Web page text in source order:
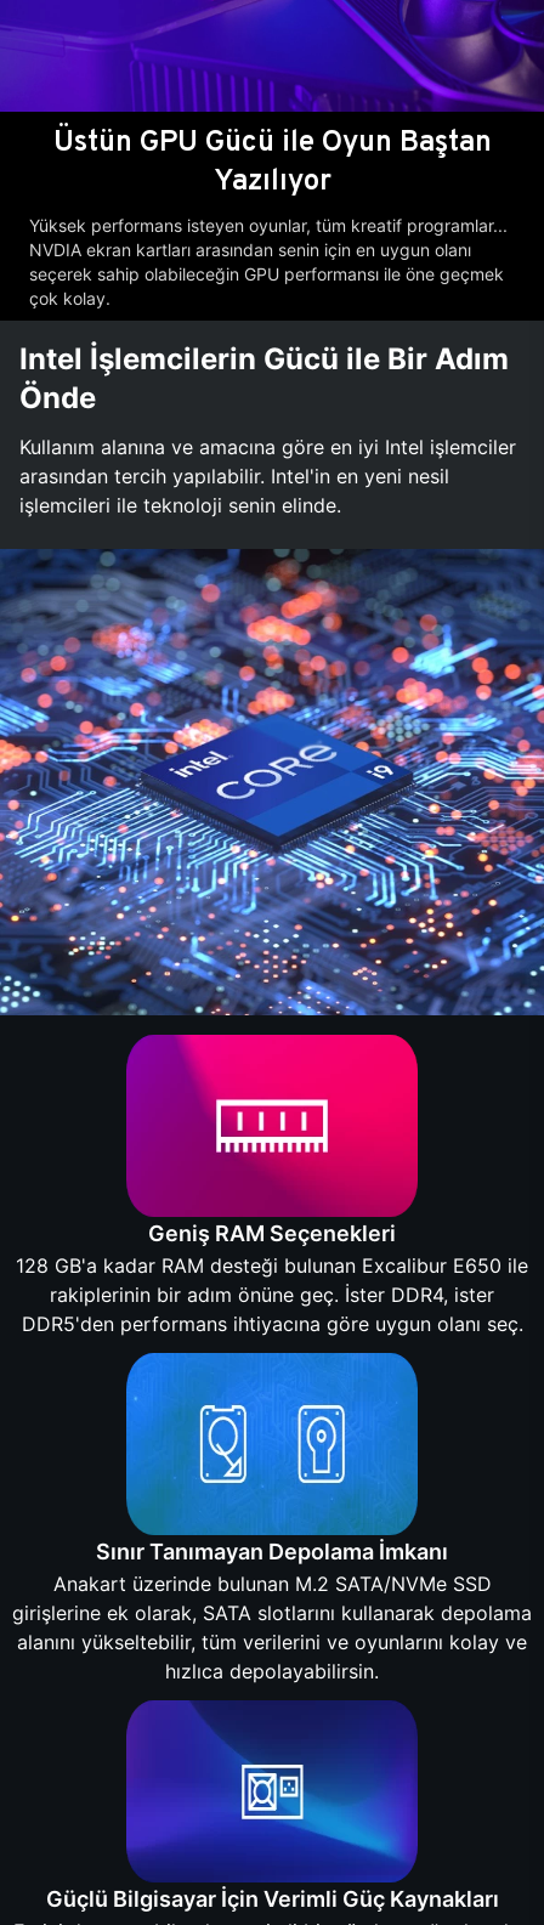
Üstün GPU Gücü ile Oyun Baştan
Yazılıyor
Yüksek performans isteyen oyunlar, tüm kreatif programlar...
NVDIA ekran kartları arasından senin için en uygun olanı
seçerek sahip olabileceğin GPU performansı ile öne geçmek
çok kolay.
Intel İşlemcilerin Gücü ile Bir Adım
Önde
Kullanım alanına ve amacına göre en iyi Intel işlemciler
arasından tercih yapılabilir. Intel'in en yeni nesil
işlemcileri ile teknoloji senin elinde.
Geniş RAM Seçenekleri
128 GB'a kadar RAM desteği bulunan Excalibur E650 ile
rakiplerinin bir adım önüne geç. İster DDR4, ister
DDR5'den performans ihtiyacına göre uygun olanı seç.
Sınır Tanımayan Depolama İmkanı
Anakart üzerinde bulunan M.2 SATA/NVMe SSD
girişlerine ek olarak, SATA slotlarını kullanarak depolama
alanını yükseltebilir, tüm verilerini ve oyunlarını kolay ve
hızlıca depolayabilirsin.
Güçlü Bilgisayar İçin Verimli Güç Kaynakları